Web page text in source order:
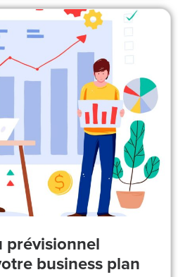
prévisionnel
business plan